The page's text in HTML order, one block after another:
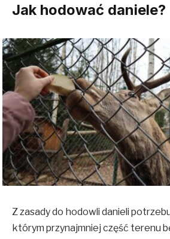
Jak hodować daniele?
Z zasady do hodowli danieli
którym przynajmniej część terenu